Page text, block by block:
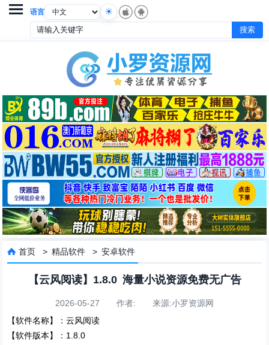
语言

 首页 >精品软件 >安卓软件
【云风阅读】1.8.0 海量小说资源免费无广告
2026-05-27 作者: 来源:小罗资源网
【软件名称】：云风阅读
【软件版本】：1.8.0